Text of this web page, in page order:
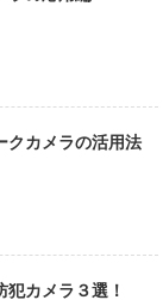
クカメラの活用法
カメラ３選！